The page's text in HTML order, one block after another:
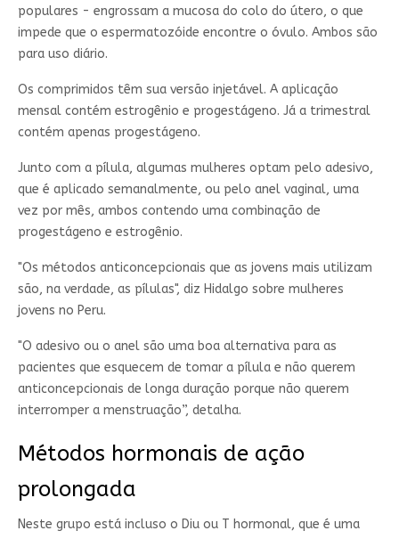
populares - engrossam a mucosa do colo do útero, o que
impede que o espermatozóide encontre o óvulo. Ambos são
para uso diário.
Os comprimidos têm sua versão injetável. A aplicação
mensal contém estrogênio e progestágeno. Já a trimestral
contém apenas progestágeno.
Junto com a pílula, algumas mulheres optam pelo adesivo,
que é aplicado semanalmente, ou pelo anel vaginal, uma
vez por mês, ambos contendo uma combinação de
progestágeno e estrogênio.
"Os métodos anticoncepcionais que as jovens mais utilizam
são, na verdade, as pílulas", diz Hidalgo sobre mulheres
jovens no Peru.
"O adesivo ou o anel são uma boa alternativa para as
pacientes que esquecem de tomar a pílula e não querem
anticoncepcionais de longa duração porque não querem
interromper a menstruação”, detalha.
Métodos hormonais de ação
prolongada
Neste grupo está incluso o Diu ou T hormonal, que é uma